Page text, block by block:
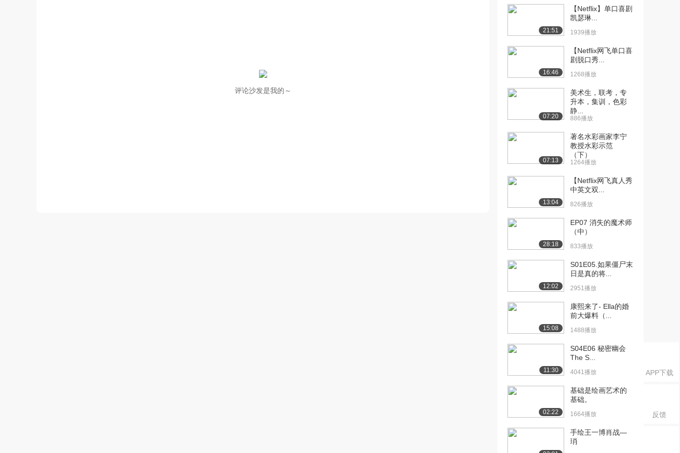
APP下载
反馈
评论沙发是我的～
[10] S01E05 罪过之旅
730播放
[11] S01E06 爱
Love（上）
1523播放
[12] S01E06 爱
1148播放
10:52
[13] 预告片-人间戏法第1
01:19
21:51
【Netflix】单口喜剧
凯瑟琳...
1939播放
16:46
【Netflix网飞单口喜
剧脱口秀...
1268播放
07:20
美术生，联考，专
升本，集训，色彩
静...
886播放
07:13
著名水彩画家李宁
教授水彩示范
（下）
1264播放
13:04
【Netflix网飞真人秀
中英文双...
826播放
28:18
EP07 消失的魔术师
（中）
833播放
12:02
S01E05.如果僵尸末
日是真的将...
2951播放
15:08
康熙来了- Ella的婚
前大爆料（...
1488播放
11:30
S04E06 秘密幽会
The S...
4041播放
02:22
基础是绘画艺术的
基础。
1664播放
手绘王一博肖战—
琑